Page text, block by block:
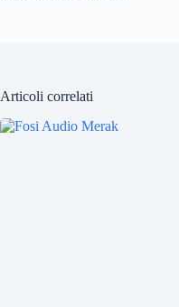
Articoli correlati